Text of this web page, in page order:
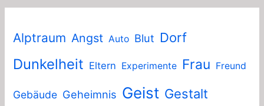
Alptraum Angst Auto Blut Dorf
Dunkelheit Eltern Experimente Frau Freund
Gebäude Geheimnis Geist Gestalt